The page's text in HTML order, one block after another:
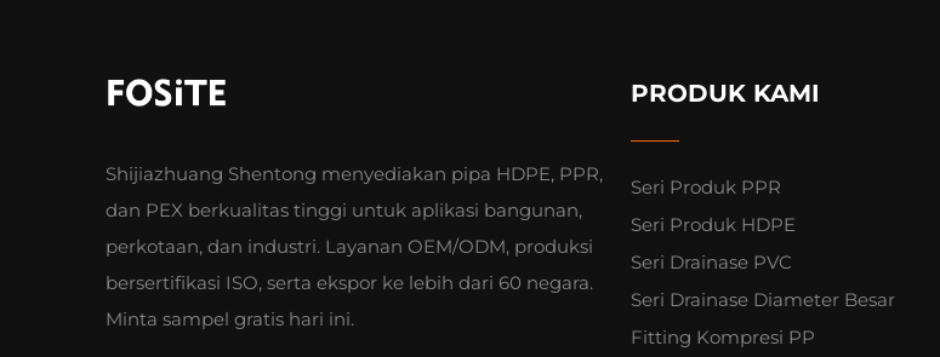
Shijiazhuang Shentong menyediakan pipa HDPE, PPR,
dan PEX berkualitas tinggi untuk aplikasi bangunan,
perkotaan, dan industri. Layanan OEM/ODM, produksi
bersertifikasi ISO, serta ekspor ke lebih dari 60 negara.
Minta sampel gratis hari ini.
PRODUK KAMI
Seri Produk PPR
Seri Produk HDPE
Seri Drainase PVC
Seri Drainase Diameter Besar
Fitting Kompresi PP